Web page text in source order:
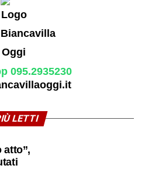
095.2935230
LETTI
atto”,